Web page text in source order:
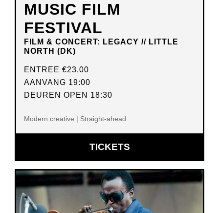
MUSIC FILM
FESTIVAL
FILM & CONCERT: LEGACY // LITTLE
NORTH (DK)
ENTREE €23,00
AANVANG 19:00
DEUREN OPEN 18:30
Modern creative | Straight-ahead
TICKETSOPENT
IN
NIEUW
VENSTER